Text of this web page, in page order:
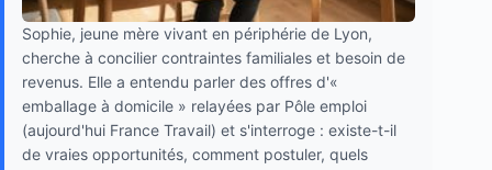
Sophie, jeune mère vivant en périphérie de Lyon,
cherche à concilier contraintes familiales et besoin de
revenus. Elle a entendu parler des offres d'«
emballage à domicile » relayées par Pôle emploi
(aujourd'hui France Travail) et s'interroge : existe-t-il
de vraies opportunités, comment postuler, quels